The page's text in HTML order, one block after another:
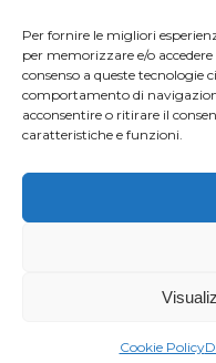
Per fornire le migliori
per memorizzare e/o
consenso a queste tecnologie
comportamento di
acconsentire o ritirare il
caratteristiche e funzioni.
Cookie Policy
SILVIA SERAFINI SONIA GLAREY
TOUR MONVISO TRAIL
TURIN MARATHON
VALENTINA
Chi siamo |